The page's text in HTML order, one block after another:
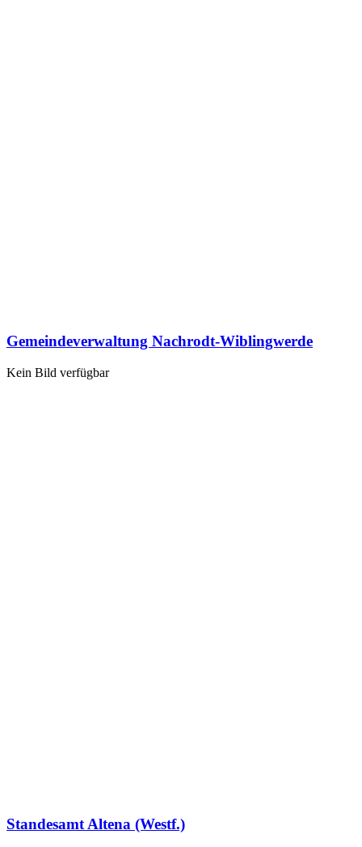
Gemeindeverwaltung Nachrodt-Wiblingwerde
Kein Bild verfügbar
Standesamt Altena (Westf.)